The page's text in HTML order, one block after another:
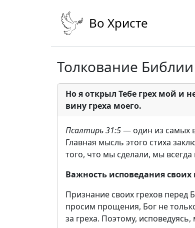
Во Христе
Толкование
Но я открыл Тебе грех мой и
вину греха моего.
Псалтирь 31:5— один из самых
Главная мысль этого стиха
того, что мы сделали, мы
Важность исповедания своих
Признание своих грехов
просим прощения, Бог не
за греха. Поэтому,